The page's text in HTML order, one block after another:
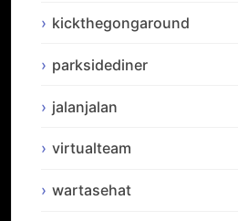
kickthegongaround
parksidediner
jalanjalan
virtualteam
wartasehat